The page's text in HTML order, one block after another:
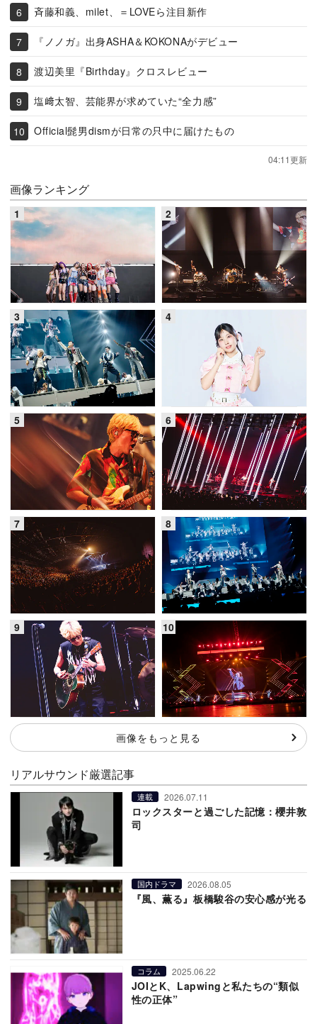
斉藤和義、milet、＝LOVEら注目新作
『ノノガ』出身ASHA＆KOKONAがデビュー
渡辺美里『Birthday』クロスレビュー
塩﨑太智、芸能界が求めていた“全力感”
Official髭男dismが日常の只中に届けたもの
04:11更新
画像ランキング
画像をもっと見る
リアルサウンド厳選記事
連載 2026.07.11
ロックスターと過ごした記憶：櫻井敦
司
国内ドラマ 2026.08.05
『風、薫る』板橋駿谷の安心感が光る
コラム 2025.06.22
JOIとK、Lapwingと私たちの“類似
性の正体”